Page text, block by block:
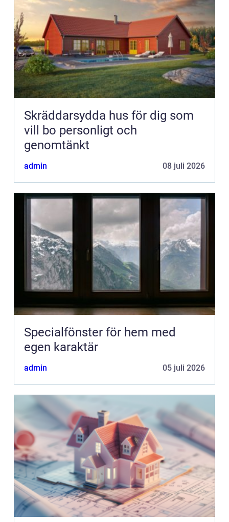
Skräddarsydda hus för dig som
vill bo personligt och
genomtänkt
admin 08 juli 2026
Specialfönster för hem med
egen karaktär
admin 05 juli 2026